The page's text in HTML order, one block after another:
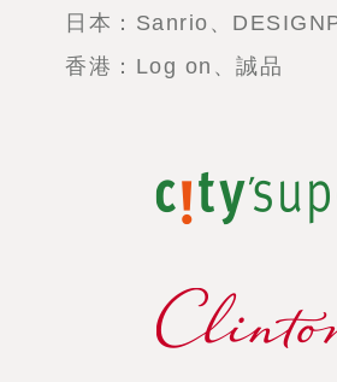
日本：Sanrio、
香港：Log on、誠品